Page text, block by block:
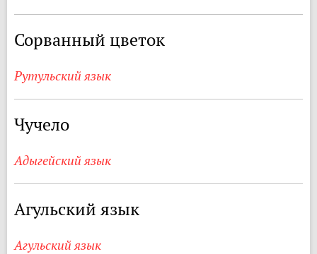
Сорванный цветок
Рутульский язык
Чучело
Адыгейский язык
Агульский язык
Агульский язык